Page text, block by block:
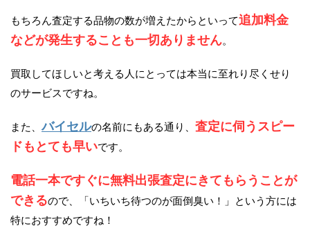
もちろん査定する品物の数が増えたからといって追加料金
などが発生することも一切ありません。
買取してほしいと考える人にとっては本当に至れり尽くせり
のサービスですね。
また、バイセルの名前にもある通り、 査定に伺うスピー
ドもとても早いです。
電話一本ですぐに無料出張査定にきてもらうことが
できるので、「いちいち待つのが面倒臭い！」という方には
特におすすめですね！